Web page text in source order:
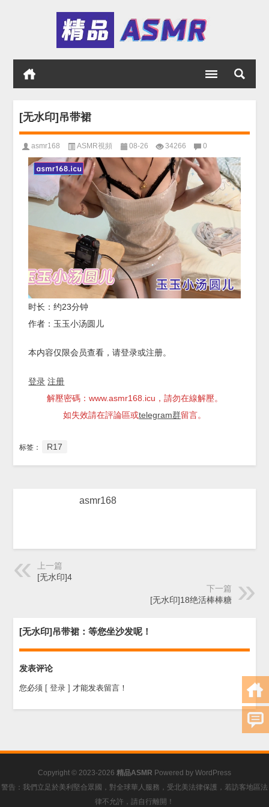
[无水印]吊带裙
asmr168 ASMR視頻 08-26 34266 0
时长：约23分钟
作者：玉玉小汤圆儿
本内容仅限会员查看，请登录或注册。
登录 注册
解壓密碼：www.asmr168.icu，請勿在線解壓。
如失效請在評論區或telegram群留言。
标签： R17
asmr168
上一篇
[无水印]4
下一篇
[无水印]18绝活棒棒糖
[无水印]吊带裙：等您坐沙发呢！
发表评论
您必须 [ 登录 ] 才能发表留言！
Copyright © 2023-2026 精品ASMR Powered by WordPress
警告：我們立足於美利堅合眾國，對全球華人服務，受北美法律保護，若訪客地區法
律不允許，請自行離開！